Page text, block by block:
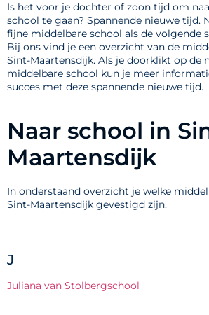
Is het voor je dochter of zoon tijd om
school te gaan? Spannende nieuwe tijd.
fijne middelbare school als de volgende
Bij ons vind je een overzicht van de
Sint-Maartensdijk. Als je doorklikt op de
middelbare school kun je meer
succes met deze spannende nieuwe tijd.
Naar school in
Maartensdijk
In onderstaand overzicht je welke
Sint-Maartensdijk gevestigd zijn.
J
Juliana van Stolbergschool